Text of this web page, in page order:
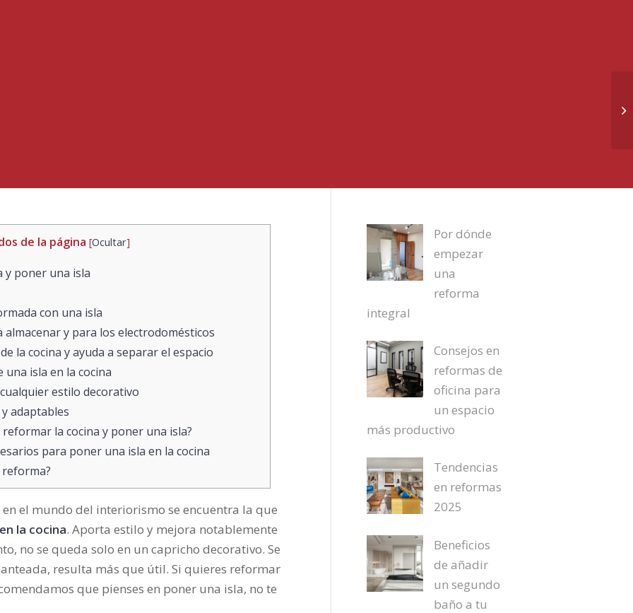
de la página [Ocultar]
y poner una isla
con una isla
almacenar y para los electrodomésticos
la cocina y ayuda a separar el espacio
isla en la cocina
estilo decorativo
adaptables
la cocina y poner una isla?
para poner una isla en la cocina
el mundo del interiorismo se encuentra la que
la cocina. Aporta estilo y mejora notablemente
no se queda solo en un capricho decorativo. Se
resulta más que útil. Si quieres reformar
que pienses en poner una isla, no te
Por dónde
empezar
una
reforma
integral
Consejos en
reformas de
oficina para
un espacio
más productivo
Tendencias
en reformas
2025
Beneficios
de añadir
un segundo
baño a tu